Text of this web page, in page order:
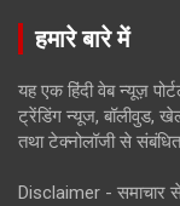
हमारे बारे में
यह एक हिंदी वेब न्यूज़
ट्रेंडिंग न्यूज, बॉलीवुड,
तथा टेक्नोलॉजी से
Disclaimer - समाचार